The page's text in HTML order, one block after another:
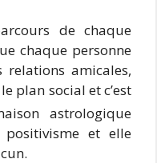
de chaque
chaque personne
amicales,
plan social et c’est
astrologique
et elle